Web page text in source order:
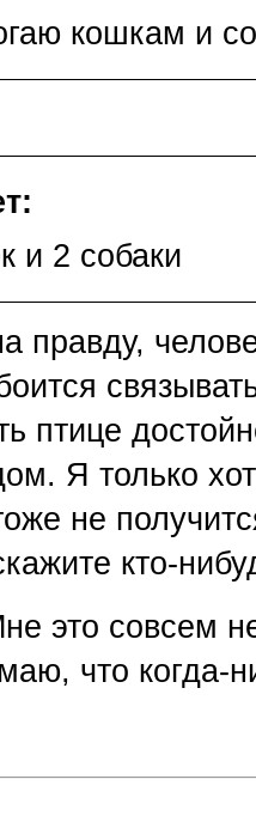
кошкам и
и 2 собаки
правду,
птице
Я только
не
кто-
это совсем
что когда-